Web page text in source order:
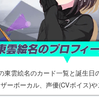
東雲絵名のカード一覧と誕生
ーボーカル、声優(CVボイス)